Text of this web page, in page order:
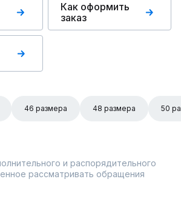
Как оформить
заказ
46 размера 48 размера 50
и распорядительного
рассматривать обращения